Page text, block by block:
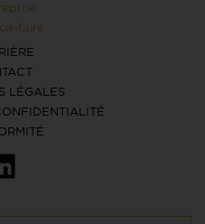
faire
LÉGALES